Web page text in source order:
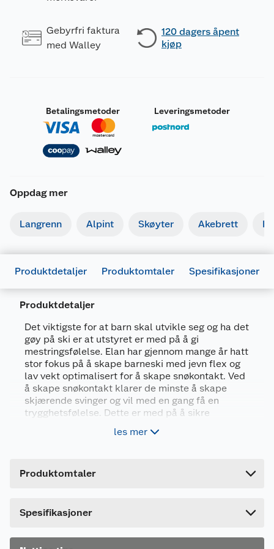
Gebyrfri faktura
med Walley
120 dagers åpent
kjøp
Betalingsmetoder Leveringsmetoder
Oppdag mer
Langrenn Alpint Skøyter Akebrett
Produktdetaljer Produktomtaler Spesifikasjoner
Produktdetaljer
Det viktigste for at barn skal utvikle seg og ha det
gøy på ski er at utstyret er med på å gi
mestringsfølelse. Elan har gjennom mange år hatt
stor fokus på å skape barneski med jevn flex og
lav vekt optimalisert for å skape snøkontakt. Ved
å skape snøkontakt klarer de minste å skape
skjærende svinger og vil med en gang få en
trygghetsfølelse. Dette er med på å sikre
stå på ski. Starr er modellen som treffer de
Alpinski til junior
Lav vekt for enklere styring
les mer
Produktomtaler
Dette produktet har ikke fått noen omtale ennå.
en omtale.
Spesifikasjoner
Generelt
Artikkelnummer
3838855804729
Leverandørens
artikkelnummer
AFDLDW24110
Størrelse
110 CM
Farge
HVIT/TURKIS